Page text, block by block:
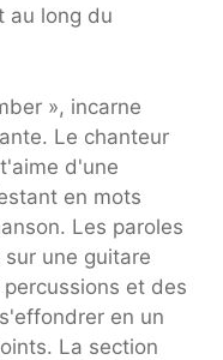
au long du
», incarne
Le chanteur
d'une
en mots
Les paroles
une guitare
et des
en un
La section